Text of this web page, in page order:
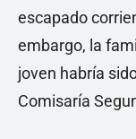
escapado
embargo, la
joven habría
Comisaría